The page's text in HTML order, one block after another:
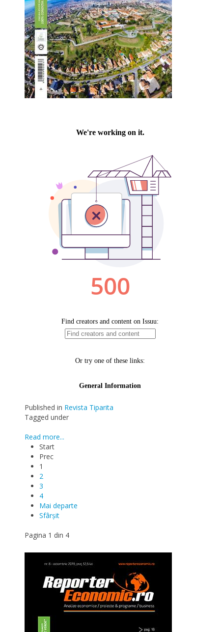
Published in Revista Tiparita
Tagged under
Read more...
Start
Prec
1
2
3
4
Mai departe
Sfârșit
Pagina 1 din 4